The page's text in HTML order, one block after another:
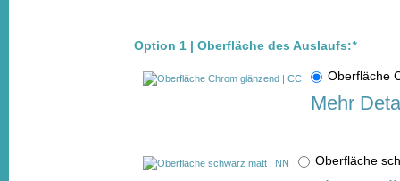
Option 1 | Oberfläche des Auslaufs:*
Oberfläche
Mehr
Oberfläche